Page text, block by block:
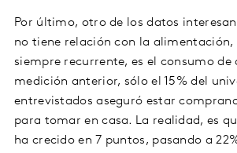
Por último, otro de los datos
no tiene relación con la alimentación,
siempre recurrente, es el consumo de
medición anterior, sólo el 15% del
entrevistados aseguró estar
para tomar en casa. La realidad, es
ha crecido en 7 puntos, pasando a